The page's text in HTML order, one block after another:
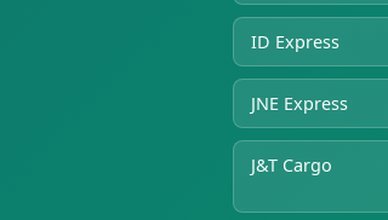
ID Express
JNE Express
J&T Cargo